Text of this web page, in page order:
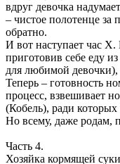
вдруг девочка
– чистое полотенце за
обратно.
И вот наступает час
приготовив себе еду
для любимой девочки),
Теперь – готовность
процесс, взвешивает
(Кобель), ради которых
Но всему, даже родам,
Часть 4.
Хозяйка кормящей